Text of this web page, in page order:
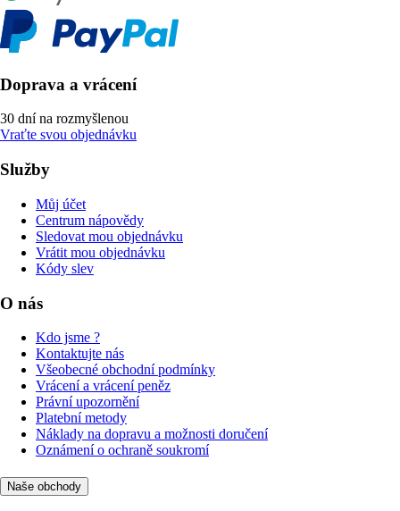
Doprava a vrácení
30 dní na rozmyšlenou
Vraťte svou objednávku
Služby
Můj účet
Centrum nápovědy
Sledovat mou objednávku
Vrátit mou objednávku
Kódy slev
O nás
Kdo jsme ?
Kontaktujte nás
Všeobecné obchodní podmínky
Vrácení a vrácení peněz
Právní upozornění
Platební metody
Náklady na dopravu a možnosti doručení
Oznámení o ochraně soukromí
Naše obchody